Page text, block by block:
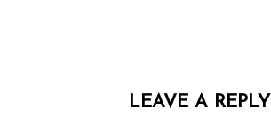
LEAVE A REPLY